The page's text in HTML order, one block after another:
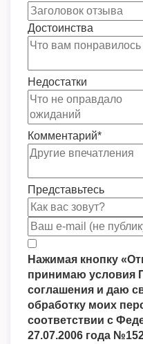
Достоинства
Недостатки
Комментарий*
Представьтесь
Нажимая кнопку
принимаю условия
соглашения и даю
обработку моих
соответствии с
27.07.2006 года